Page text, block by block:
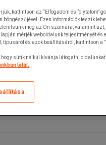
kattintson az “Elfogadom és folytatom”
böngészőjével. Ezen információk teszik
meg az Ön számára, valamint
mérjék weboldalunk teljesítményét
típusáról és azok beállításáról, kattintson a
hogy sütik nélkül kívánja látogatni
talál.